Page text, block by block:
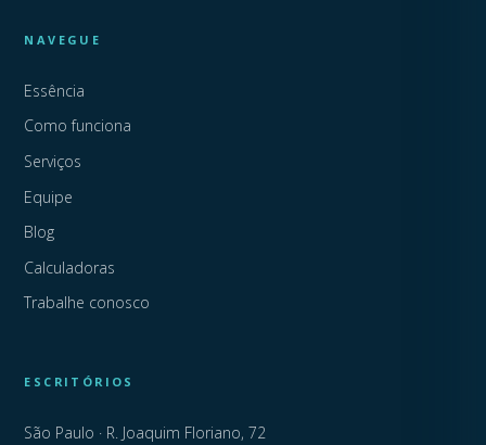
NAVEGUE
Essência
Como funciona
Serviços
Equipe
Blog
Calculadoras
Trabalhe conosco
ESCRITÓRIOS
São Paulo · R. Joaquim Floriano, 72